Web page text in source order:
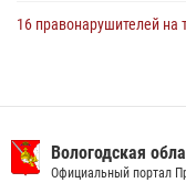
16 правонарушителей на
В Великом Устюге
стрельбу
Вологодская
Официальный портал